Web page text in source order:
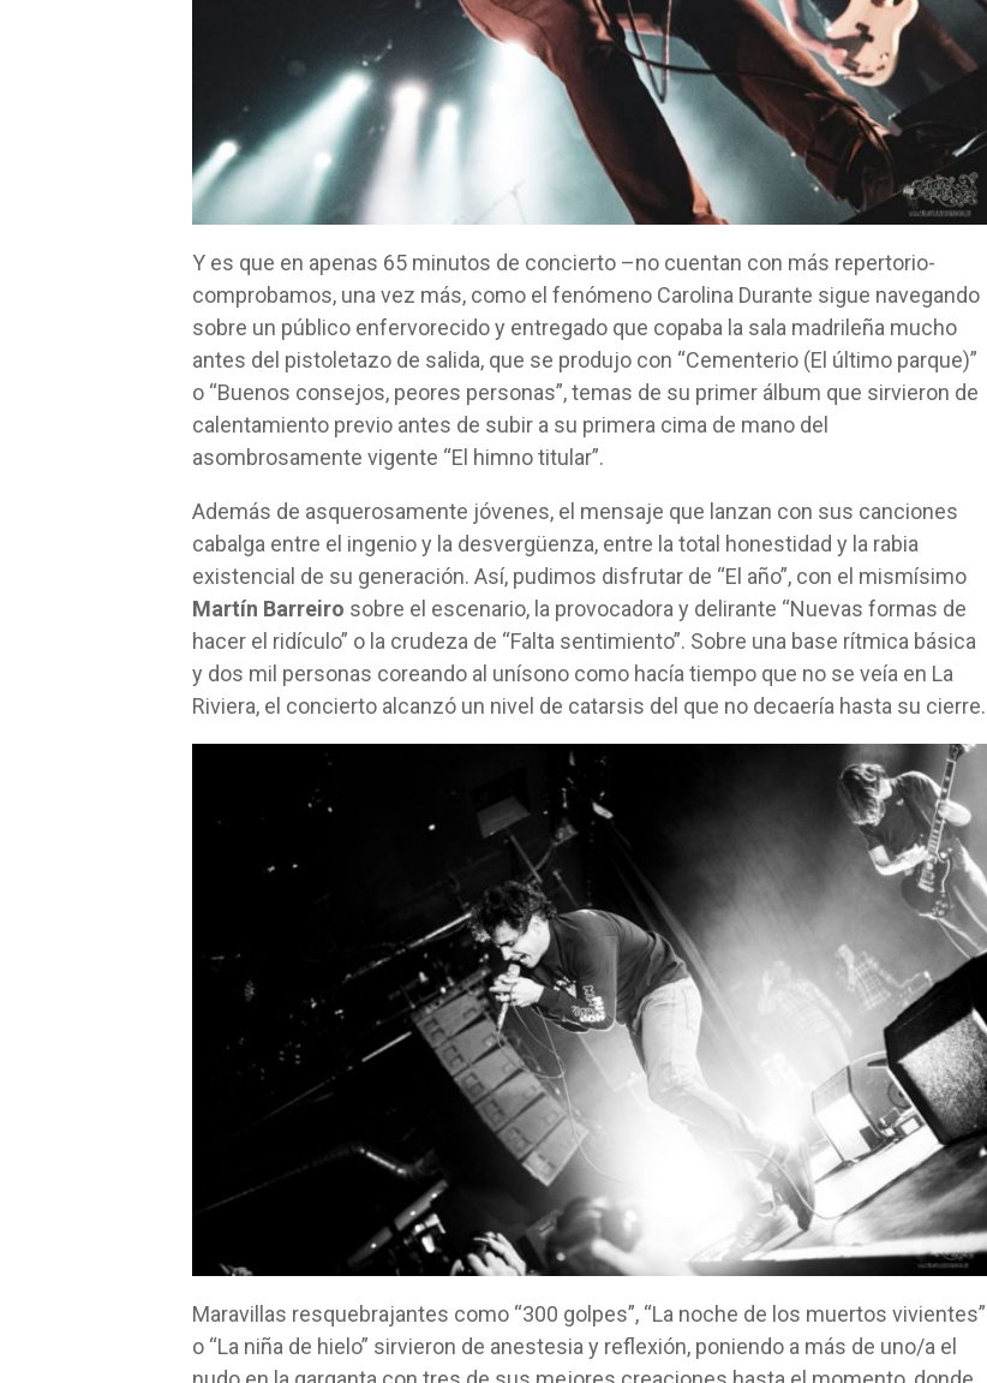
Y es que en apenas 65 minutos de concierto –no cuentan con más repertorio-
comprobamos, una vez más, como el fenómeno Carolina Durante sigue navegando
sobre un público enfervorecido y entregado que copaba la sala madrileña mucho
antes del pistoletazo de salida, que se produjo con “Cementerio (El último parque)”
o “Buenos consejos, peores personas”, temas de su primer álbum que sirvieron de
calentamiento previo antes de subir a su primera cima de mano del
asombrosamente vigente “El himno titular”.
Además de asquerosamente jóvenes, el mensaje que lanzan con sus canciones
cabalga entre el ingenio y la desvergüenza, entre la total honestidad y la rabia
existencial de su generación. Así, pudimos disfrutar de “El año”, con el mismísimo
Martín Barreiro sobre el escenario, la provocadora y delirante “Nuevas formas de
hacer el ridículo” o la crudeza de “Falta sentimiento”. Sobre una base rítmica básica
y dos mil personas coreando al unísono como hacía tiempo que no se veía en La
Riviera, el concierto alcanzó un nivel de catarsis del que no decaería hasta su cierre.
Maravillas resquebrajantes como “300 golpes”, “La noche de los muertos vivientes”
o “La niña de hielo” sirvieron de anestesia y reflexión, poniendo a más de uno/a el